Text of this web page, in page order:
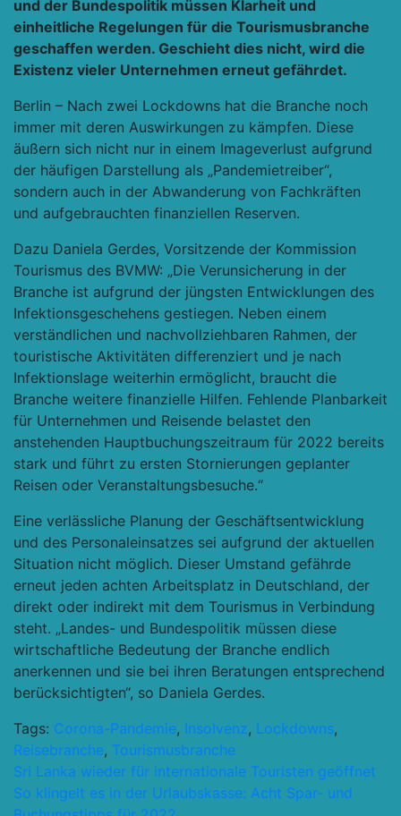
und der Bundespolitik müssen Klarheit und
einheitliche Regelungen für die Tourismusbranche
geschaffen werden. Geschieht dies nicht, wird die
Existenz vieler Unternehmen erneut gefährdet.
Berlin – Nach zwei Lockdowns hat die Branche noch
immer mit deren Auswirkungen zu kämpfen. Diese
äußern sich nicht nur in einem Imageverlust aufgrund
der häufigen Darstellung als „Pandemietreiber“,
sondern auch in der Abwanderung von Fachkräften
und aufgebrauchten finanziellen Reserven.
Dazu Daniela Gerdes, Vorsitzende der Kommission
Tourismus des BVMW: „Die Verunsicherung in der
Branche ist aufgrund der jüngsten Entwicklungen des
Infektionsgeschehens gestiegen. Neben einem
verständlichen und nachvollziehbaren Rahmen, der
touristische Aktivitäten differenziert und je nach
Infektionslage weiterhin ermöglicht, braucht die
Branche weitere finanzielle Hilfen. Fehlende Planbarkeit
für Unternehmen und Reisende belastet den
anstehenden Hauptbuchungszeitraum für 2022 bereits
stark und führt zu ersten Stornierungen geplanter
Reisen oder Veranstaltungsbesuche.“
Eine verlässliche Planung der Geschäftsentwicklung
und des Personaleinsatzes sei aufgrund der aktuellen
Situation nicht möglich. Dieser Umstand gefährde
erneut jeden achten Arbeitsplatz in Deutschland, der
direkt oder indirekt mit dem Tourismus in Verbindung
steht. „Landes- und Bundespolitik müssen diese
wirtschaftliche Bedeutung der Branche endlich
anerkennen und sie bei ihren Beratungen entsprechend
berücksichtigten“, so Daniela Gerdes.
Tags: Corona-Pandemie, Insolvenz, Lockdowns,
Reisebranche, Tourismusbranche
Beitragsnavigation
Sri Lanka wieder für internationale Touristen geöffnet
So klingelt es in der Urlaubskasse: Acht Spar- und